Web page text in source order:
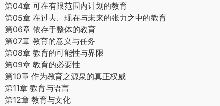
第04章 可在有限范围内计划的教育
第05章 在过去、现在与未来的张力之中的教育
第06章 依存于整体的教育
第07章 教育的意义与任务
第08章 教育的可能性与界限
第09章 教育的必要性
第10章 作为教育之源泉的真正权威
第11章 教育与语言
第12章 教育与文化